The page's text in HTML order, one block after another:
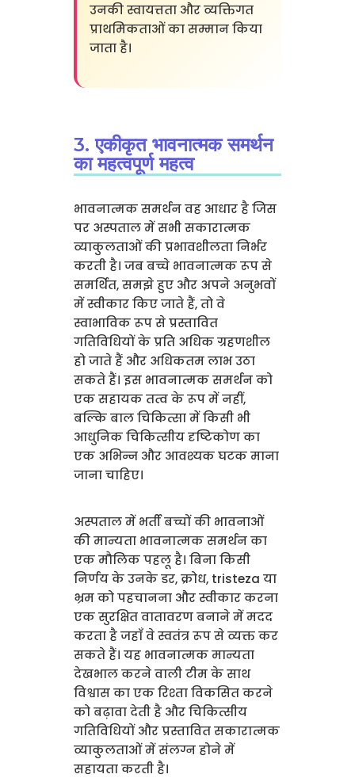
उनकी स्वायत्तता और व्यक्तिगत
प्राथमिकताओं का सम्मान किया
जाता है।
3. एकीकृत भावनात्मक समर्थन
का महत्वपूर्ण महत्व
भावनात्मक समर्थन वह आधार है जिस
पर अस्पताल में सभी सकारात्मक
व्याकुलताओं की प्रभावशीलता निर्भर
करती है। जब बच्चे भावनात्मक रूप से
समर्थित, समझे हुए और अपने अनुभवों
में स्वीकार किए जाते हैं, तो वे
स्वाभाविक रूप से प्रस्तावित
गतिविधियों के प्रति अधिक ग्रहणशील
हो जाते हैं और अधिकतम लाभ उठा
सकते हैं। इस भावनात्मक समर्थन को
एक सहायक तत्व के रूप में नहीं,
बल्कि बाल चिकित्सा में किसी भी
आधुनिक चिकित्सीय दृष्टिकोण का
एक अभिन्न और आवश्यक घटक माना
जाना चाहिए।
अस्पताल में भर्ती बच्चों की भावनाओं
की मान्यता भावनात्मक समर्थन का
एक मौलिक पहलू है। बिना किसी
निर्णय के उनके डर, क्रोध, tristeza या
भ्रम को पहचानना और स्वीकार करना
एक सुरक्षित वातावरण बनाने में मदद
करता है जहाँ वे स्वतंत्र रूप से व्यक्त कर
सकते हैं। यह भावनात्मक मान्यता
देखभाल करने वाली टीम के साथ
विश्वास का एक रिश्ता विकसित करने
को बढ़ावा देती है और चिकित्सीय
गतिविधियों और प्रस्तावित सकारात्मक
व्याकुलताओं में संलग्न होने में
सहायता करती है।